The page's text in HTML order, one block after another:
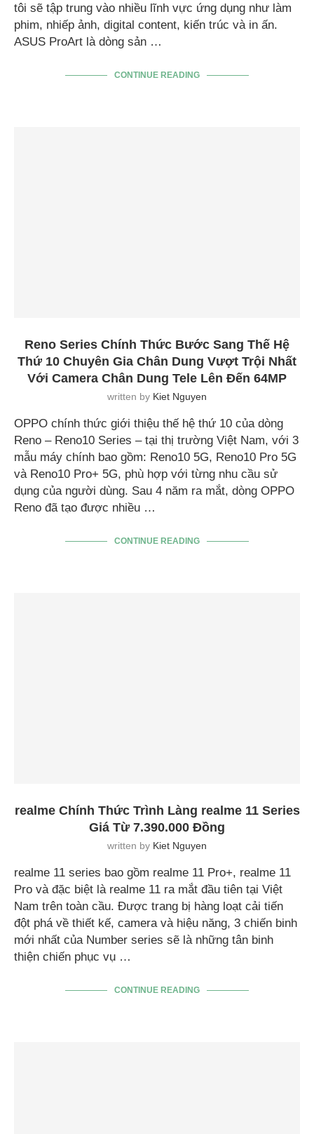
tôi sẽ tập trung vào nhiều lĩnh vực ứng dụng như làm
phim, nhiếp ảnh, digital content, kiến trúc và in ấn.
ASUS ProArt là dòng sản …
CONTINUE READING
Reno Series Chính Thức Bước Sang Thế Hệ
Thứ 10 Chuyên Gia Chân Dung Vượt Trội Nhất
Với Camera Chân Dung Tele Lên Đến 64MP
written by Kiet Nguyen
OPPO chính thức giới thiệu thế hệ thứ 10 của dòng
Reno – Reno10 Series – tại thị trường Việt Nam, với 3
mẫu máy chính bao gồm: Reno10 5G, Reno10 Pro 5G
và Reno10 Pro+ 5G, phù hợp với từng nhu cầu sử
dụng của người dùng. Sau 4 năm ra mắt, dòng OPPO
Reno đã tạo được nhiều …
CONTINUE READING
realme Chính Thức Trình Làng realme 11 Series
Giá Từ 7.390.000 Đồng
written by Kiet Nguyen
realme 11 series bao gồm realme 11 Pro+, realme 11
Pro và đặc biệt là realme 11 ra mắt đầu tiên tại Việt
Nam trên toàn cầu. Được trang bị hàng loạt cải tiến
đột phá về thiết kế, camera và hiệu năng, 3 chiến binh
mới nhất của Number series sẽ là những tân binh
thiện chiến phục vụ …
CONTINUE READING